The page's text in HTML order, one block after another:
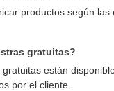
productos según las
gratuitas?
están
por el cliente.